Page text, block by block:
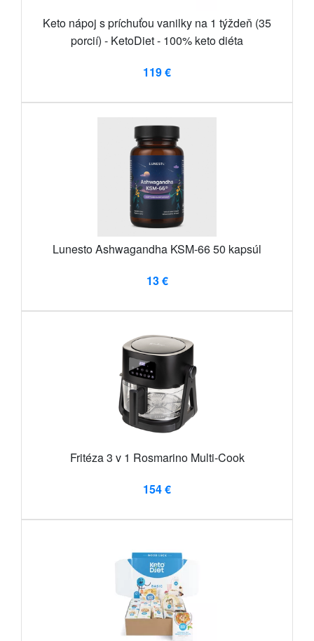
Keto nápoj s príchuťou vanilky na 1 týždeň (35
porcií) - KetoDiet - 100% keto diéta
119 €
Lunesto Ashwagandha KSM-66 50 kapsúl
13 €
Fritéza 3 v 1 Rosmarino Multi-Cook
154 €